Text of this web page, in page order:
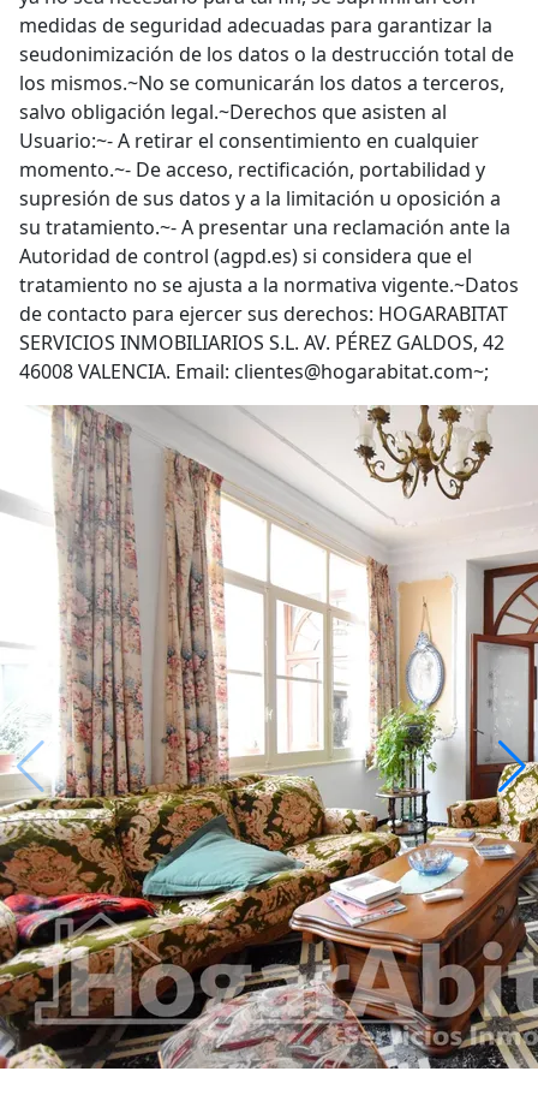
medidas de seguridad adecuadas para garantizar la
seudonimización de los datos o la destrucción total de
los mismos.~No se comunicarán los datos a terceros,
salvo obligación legal.~Derechos que asisten al
Usuario:~- A retirar el consentimiento en cualquier
momento.~- De acceso, rectificación, portabilidad y
supresión de sus datos y a la limitación u oposición a
su tratamiento.~- A presentar una reclamación ante la
Autoridad de control (agpd.es) si considera que el
tratamiento no se ajusta a la normativa vigente.~Datos
de contacto para ejercer sus derechos: HOGARABITAT
SERVICIOS INMOBILIARIOS S.L. AV. PÉREZ GALDOS, 42
46008 VALENCIA. Email: clientes@hogarabitat.com~;